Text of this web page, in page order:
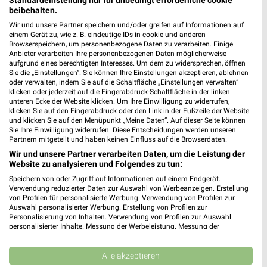
MEHR PROSPEKTE
weekli - Prospekte & Angebote App
Alle PENNY Angebote immer griffbereit – mit der kostenlosen
weekli App für iOS & Android.
✔Standortgenaue Angebote
✔Folge deinem Lieblingshändler
✔Push-Benachrichtigungen bei neuen Prospekten
✔Einkaufsliste - Einkauf stressfrei planen
JETZT LADEN UND SPAREN!
beibehalten.
Wir und unsere Partner speichern und/oder greifen auf Informationen auf
einem Gerät zu, wie z. B. eindeutige IDs in cookie und anderen
Browserspeichern, um personenbezogene Daten zu verarbeiten. Einige
Anbieter verarbeiten Ihre personenbezogenen Daten möglicherweise
aufgrund eines berechtigten Interesses. Um dem zu widersprechen, öffnen
Sie die „Einstellungen“. Sie können Ihre Einstellungen akzeptieren, ablehnen
oder verwalten, indem Sie auf die Schaltfläche „Einstellungen verwalten“
klicken oder jederzeit auf die Fingerabdruck-Schaltfläche in der linken
unteren Ecke der Website klicken. Um Ihre Einwilligung zu widerrufen,
klicken Sie auf den Fingerabdruck oder den Link in der Fußzeile der Website
und klicken Sie auf den Menüpunkt „Meine Daten“. Auf dieser Seite können
Sie Ihre Einwilligung widerrufen. Diese Entscheidungen werden unseren
Partnern mitgeteilt und haben keinen Einfluss auf die Browserdaten.
Wir und unsere Partner verarbeiten Daten, um die Leistung der
Website zu analysieren und Folgendes zu tun:
Speichern von oder Zugriff auf Informationen auf einem Endgerät.
Verwendung reduzierter Daten zur Auswahl von Werbeanzeigen. Erstellung
von Profilen für personalisierte Werbung. Verwendung von Profilen zur
Auswahl personalisierter Werbung. Erstellung von Profilen zur
Personalisierung von Inhalten. Verwendung von Profilen zur Auswahl
personalisierter Inhalte. Messung der Werbeleistung. Messung der
Kombinationen von Daten aus verschiedenen Quellen. Entwicklung und
Verbesserung der Angebote. Verwendung reduzierter Daten zur Auswahl
von Inhalten.
Alle akzeptieren